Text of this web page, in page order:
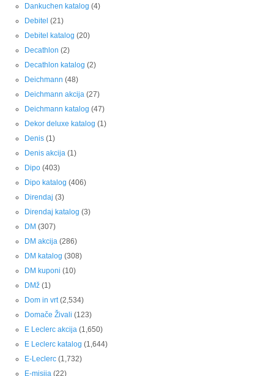
Dankuchen katalog (4)
Debitel (21)
Debitel katalog (20)
Decathlon (2)
Decathlon katalog (2)
Deichmann (48)
Deichmann akcija (27)
Deichmann katalog (47)
Dekor deluxe katalog (1)
Denis (1)
Denis akcija (1)
Dipo (403)
Dipo katalog (406)
Direndaj (3)
Direndaj katalog (3)
DM (307)
DM akcija (286)
DM katalog (308)
DM kuponi (10)
DMž (1)
Dom in vrt(2,534)
Domače Živali (123)
E Leclerc akcija (1,650)
E Leclerc katalog (1,644)
E-Leclerc (1,732)
E-misija (22)